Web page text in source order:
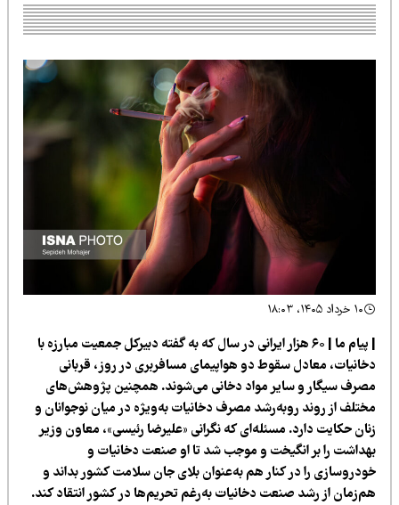
| پیام ما | ۶۰ هزار ایرانی در سال که به گفته دبیرکل جمعیت مبارزه با
معادل سقوط دو هواپیمای مسافربری در روز، قربانی
سیگار و سایر مواد دخانی می‌شوند. همچنین پژوهش‌های
از روند روبه‌رشد مصرف دخانیات به‌ویژه در میان نوجوانان و
حکایت دارد. مسئله‌ای که نگرانی «علیرضا رئیسی»، معاون وزیر
را بر انگیخت و موجب شد تا او صنعت دخانیات و
را در کنار هم به‌عنوان بلای جان سلامت کشور بداند و
از رشد صنعت دخانیات به‌رغم تحریم‌ها در کشور انتقاد کند.